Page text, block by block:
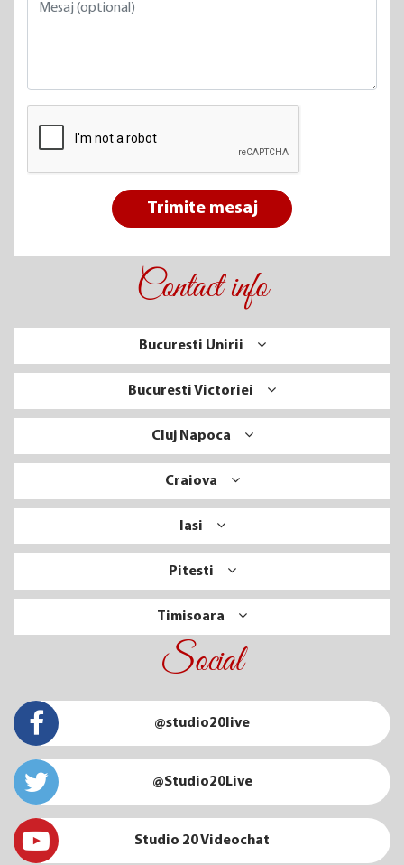
Trimite mesaj
Contact info
Bucuresti Unirii
Bucuresti Victoriei
Cluj Napoca
Craiova
Iasi
Pitesti
Timisoara
Social
@studio20live
@Studio20Live
Studio 20 Videochat